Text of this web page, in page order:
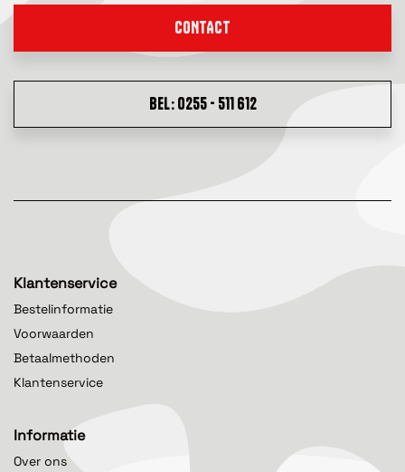
CONTACT
BEL: 0255 - 511 612
Klantenservice
Bestelinformatie
Voorwaarden
Betaalmethoden
Klantenservice
Informatie
Over ons